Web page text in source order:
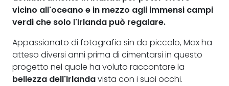
vicino all'oceano e in mezzo agli immensi campi
verdi che solo l'Irlanda può regalare.
Appassionato di fotografia sin da piccolo, Max ha
atteso diversi anni prima di cimentarsi in questo
progetto nel quale ha voluto raccontare la
bellezza dell'Irlandavista con i suoi occhi.